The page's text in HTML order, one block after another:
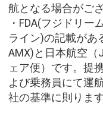
航となる場合がご
・FDA(フジドリー
ライン)の記載があ
AMX)と日本航空（
ェア便）です。提
よび乗務員にて運
社の基準に則ります